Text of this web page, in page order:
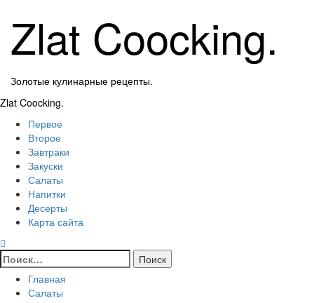
содержимому
Zlat Coocking.
Золотые кулинарные рецепты.
Основное
Zlat Coocking.
Первое
Второе
Завтраки
Закуски
Салаты
Напитки
Десерты
Карта сайта
Найти:
Главная
Салаты